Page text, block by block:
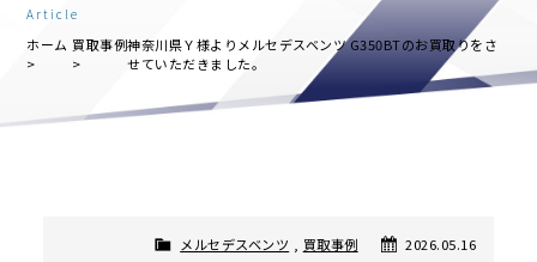
Article
ホーム 買取事例神奈川県Ｙ様よりメルセデスベンツ G350BTのお買取りをさ
せていただきました。
2026.05.16
メルセデスベンツ 買取事例